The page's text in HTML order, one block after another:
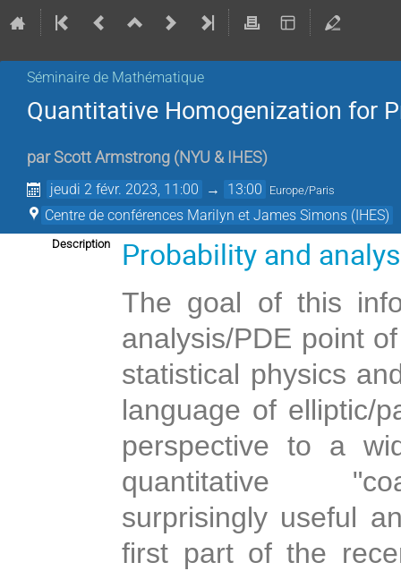
Séminaire de Mathématique
Quantitative Homogenization for
par Scott Armstrong (NYU & IHES)
jeudi 2 févr. 2023, 11:00 → 13:00 Europe/Paris
Centre de conférences Marilyn et James Simons (IHES)
Description Probability and
The goal of this
analysis/PDE point
statistical physics
language of elliptic/
perspective to a
quantitative
surprisingly useful
first part of the